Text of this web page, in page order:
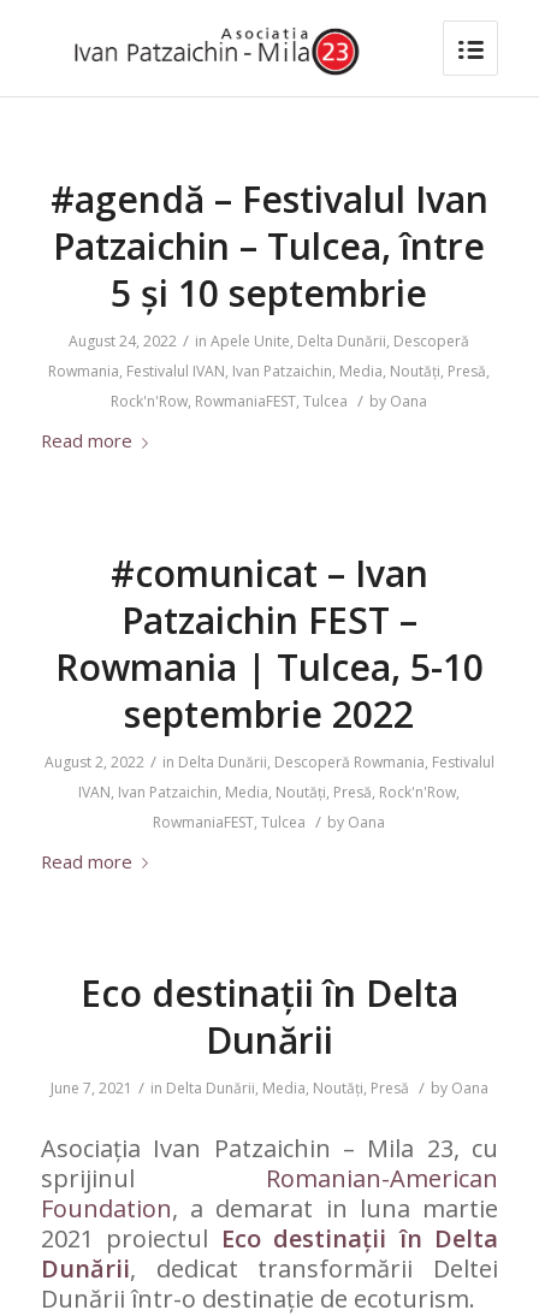
#agendă – Festivalul Ivan
Patzaichin – Tulcea, între
5 și 10 septembrie
August 24, 2022 / inApele Unite, Delta Dunării, Descoperă
Rowmania, Festivalul IVAN, Ivan Patzaichin, Media, Noutăți, Presă,
Rock'n'Row, RowmaniaFEST,Tulcea / by Oana
Read more
#comunicat – Ivan
Patzaichin FEST –
Rowmania | Tulcea, 5-10
septembrie 2022
August 2, 2022 / in Delta Dunării, Descoperă Rowmania, Festivalul
IVAN, Ivan Patzaichin, Media, Noutăți, Presă, Rock'n'Row,
RowmaniaFEST,Tulcea / by Oana
Read more
Eco destinații în Delta
Dunării
June 7, 2021 / in Delta Dunării, Media, Noutăți, Presă / by Oana
Asociația Ivan Patzaichin – Mila 23, cu
sprijinul Romanian-American
Foundation, a demarat in luna martie
2021 proiectul Eco destinații în Delta
Dunării, dedicat transformării Deltei
Dunării într-o destinație de ecoturism.